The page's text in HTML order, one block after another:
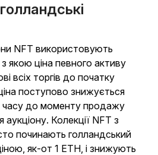
NFT використовують
з якою ціна певного активу
всіх торгів до початку
поступово знижується
часу до моменту продажу
аукціону. Колекції NFT з
починають голландський
як-от 1 ETH, і знижують